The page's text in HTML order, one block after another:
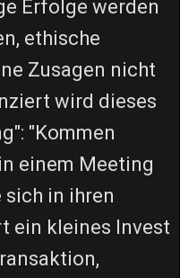
Erfolge werden
ethische
Zusagen nicht
wird dieses
"Kommen
einem Meeting
sich in ihren
ein kleines Invest